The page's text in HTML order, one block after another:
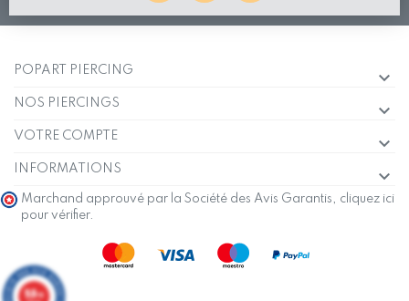
POPART PIERCING
NOS PIERCINGS
VOTRE COMPTE
INFORMATIONS
Marchand approuvé par la Société des Avis Garantis, cliquez ici
pour vérifier.
9.8/10